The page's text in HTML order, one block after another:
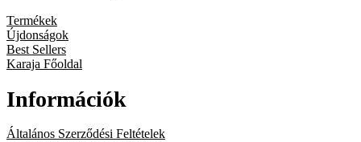
Termékek
Újdonságok
Best Sellers
Karaja Főoldal
Információk
Általános Szerződési Feltételek